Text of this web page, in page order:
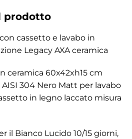
prodotto
cassetto e lavabo in
Legacy AXA ceramica
ceramica 60x42xh15 cm
304 Nero Matt per lavabo
in legno laccato misura
il Bianco Lucido 10/15 giorni,